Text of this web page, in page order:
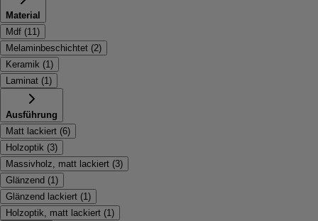
Material
Mdf (11)
Melaminbeschichtet (2)
Keramik (1)
Laminat (1)
Ausführung
Matt lackiert (6)
Holzoptik (3)
Massivholz, matt lackiert (3)
Glänzend (1)
Glänzend lackiert (1)
Holzoptik, matt lackiert (1)